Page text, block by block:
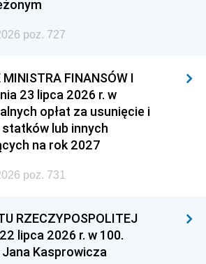
poz. 727
FINANSÓW I
23 lipca 2026 r. w
opłat za usunięcie i
lub innych
na rok 2027
poz. 731
RZECZYPOSPOLITEJ
lipca 2026 r. w 100.
Kasprowicza